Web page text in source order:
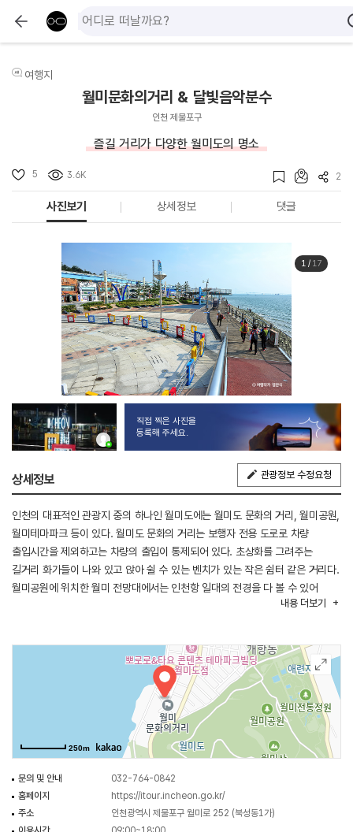
여행지
월미문화의거리 & 달빛음악분수
인천 제물포구
즐길 거리가 다양한 월미도의 명소
5 3.6K 2
사진보기 상세정보 댓글
1/ 17
직접 찍은 사진을
등록해 주세요.
상세정보 관광정보 수정요청
인천의 대표적인 관광지 중의 하나인 월미도에는 월미도 문화의 거리, 월미공원,
월미테마파크 등이 있다. 월미도 문화의 거리는 보행자 전용 도로로 차량
출입시간을 제외하고는 차량의 출입이 통제되어 있다. 초상화를 그려주는
길거리 화가들이 나와 있고 앉아 쉴 수 있는 벤치가 있는 작은 쉼터 같은 거리다.
월미공원에 위치한 월미 전망대에서는 인천항 일대의 전경을 다 볼 수 있어
월미도를 간다면 한 번쯤 들러서 전망을 구경하는 것도 좋다. 놀이와 체험이
가족들의 나들이 장소로 인기 있다. 월미 달빛 음악 분수는 월미문화 거리 안에
있는 분수로 크지는 않지만 월미도의 볼거리 중 하나이다. 5월 1일부터 10월
31일까지 진행하고 매주 월요일은 정기점검을 한다. 음악 분수는 음악에 맞춰
불줄기들이 춤을 추는데 물과 음악이 조합되어 멋진 장관을 이룬다. 저녁이 되면
음악에 따라 6~7가지 빛의 분수 쇼가 펼쳐진다. 그러므로 낮에 감상하는
것보다는 밤에 보는 모습이 더욱더 멋지다.
내용 더보기
250m
문의 및 안내
032-764-0842
홈페이지
https://itour.incheon.go.kr/
주소
인천광역시 제물포구 월미로 252 (북성동1가)